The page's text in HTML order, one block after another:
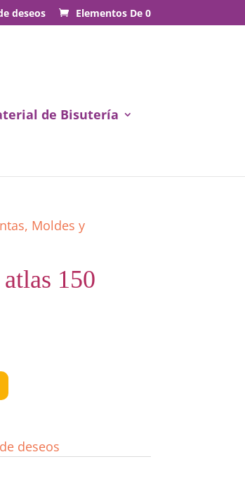
deseos Elementos De 0
de Bisutería
Moldes y
150
deseos